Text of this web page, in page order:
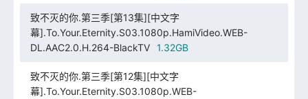
致不灭的你.第三季[第13集][中文字
幕].To.Your.Eternity.S03.1080p.HamiVideo.WEB-
DL.AAC2.0.H.264-BlackTV
1.32GB
致不灭的你.第三季[第12集][中文字
幕].To.Your.Eternity.S03.1080p.WEB-